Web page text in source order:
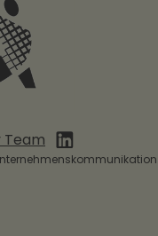
Team